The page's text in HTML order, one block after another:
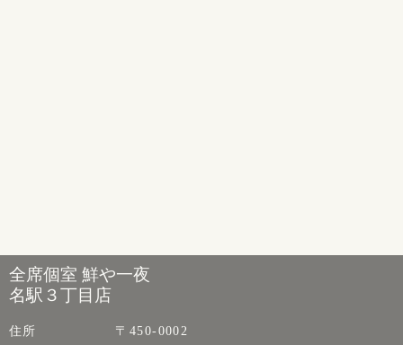
全席個室 鮮や一夜
名駅３丁目店
住所
〒450-0002